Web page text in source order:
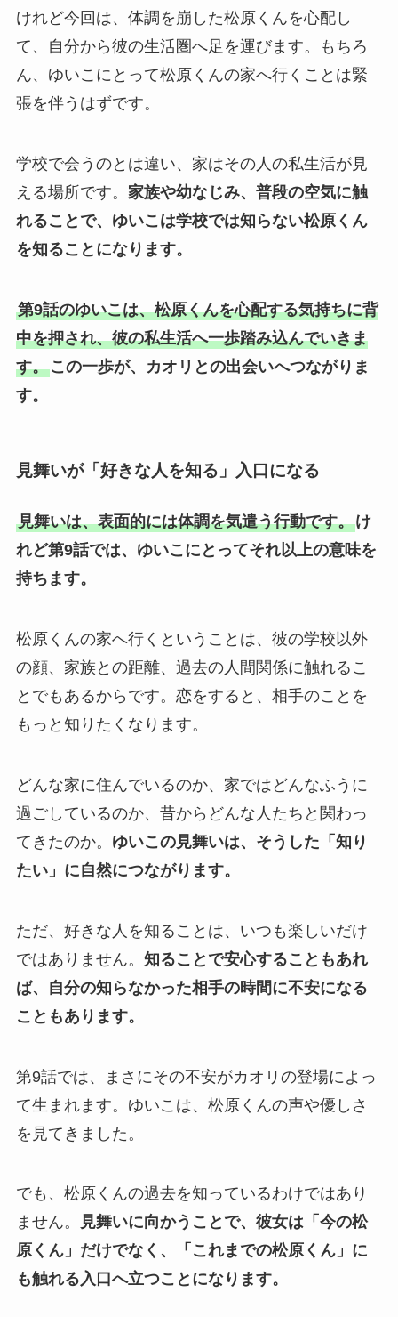
けれど今回は、体調を崩した松原くんを心配し
て、自分から彼の生活圏へ足を運びます。もちろ
ん、ゆいこにとって松原くんの家へ行くことは緊
張を伴うはずです。
学校で会うのとは違い、家はその人の私生活が見
える場所です。 家族や幼なじみ、普段の空気に触
れることで、ゆいこは学校では知らない松原くん
を知ることになります。
第9話のゆいこは、松原くんを心配する気持ちに背
中を押され、彼の私生活へ一歩踏み込んでいきま
す。この一歩が、カオリとの出会いへつながりま
す。
見舞いが「好きな人を知る」入口になる
見舞いは、表面的には体調を気遣う行動です。け
れど第9話では、ゆいこにとってそれ以上の意味を
持ちます。
松原くんの家へ行くということは、彼の学校以外
の顔、家族との距離、過去の人間関係に触れるこ
とでもあるからです。恋をすると、相手のことを
もっと知りたくなります。
どんな家に住んでいるのか、家ではどんなふうに
過ごしているのか、昔からどんな人たちと関わっ
てきたのか。 ゆいこの見舞いは、そうした「知り
たい」に自然につながります。
ただ、好きな人を知ることは、いつも楽しいだけ
ではありません。 知ることで安心することもあれ
ば、自分の知らなかった相手の時間に不安になる
こともあります。
第9話では、まさにその不安がカオリの登場によっ
て生まれます。ゆいこは、松原くんの声や優しさ
を見てきました。
でも、松原くんの過去を知っているわけではあり
ません。
見舞いに向かうことで、彼女は「今の松
原くん」だけでなく、「これまでの松原くん」に
も触れる入口へ立つことになります。